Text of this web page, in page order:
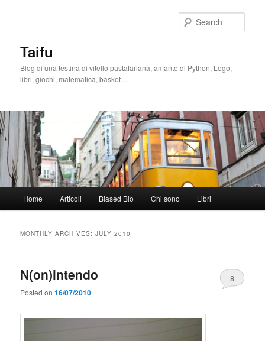
Taifu
Blog di una testina di vitello pastafariana, amante di Python, Lego,
libri, giochi, matematica, basket…
Home Articoli Biased Bio Chi sono Libri
MONTHLY ARCHIVES:JULY 2010
N(on)intendo
Posted on16/07/2010
8